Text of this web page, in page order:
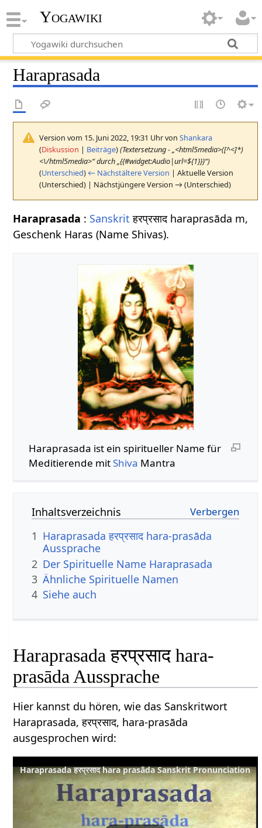
Yogawiki
Haraprasada
Version vom 15. Juni 2022, 19:31 Uhr vonShankara
(Diskussion | Beiträge)(Textersetzung - „<html5media>([^<]*)
<\/html5media>“ durch „{{#widget:Audio|url=${1}}}“)
(Unterschied) ← Nächstältere Version | Aktuelle Version
(Unterschied) | Nächstjüngere Version → (Unterschied)
Haraprasada : Sanskrit हरप्रसाद haraprasāda m,
Geschenk Haras (Name Shivas).
Haraprasada ist ein spiritueller Name für
Meditierende mit Shiva Mantra
Inhaltsverzeichnis
1 Haraprasada हरप्रसाद hara-prasāda
Aussprache
2 Der Spirituelle Name Haraprasada
3 Ähnliche Spirituelle Namen
4 Siehe auch
Haraprasada हरप्रसाद hara-
prasāda Aussprache
Hier kannst du hören, wie das Sanskritwort
Haraprasada, हरप्रसाद, hara-prasāda
ausgesprochen wird:
Haraprasada हरप्रसाद hara prasāda Sanskrit Pronunciation